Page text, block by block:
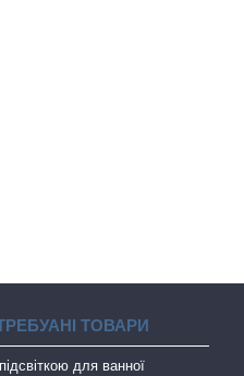
ТОВАРИ
для ванної